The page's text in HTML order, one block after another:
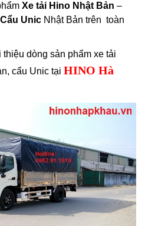
Xe tải Hino Nhật Bản –
Cẩu Unic Nhật Bản trên toàn
dòng sản phẩm xe tải
cẩu Unic tại HINO Hà